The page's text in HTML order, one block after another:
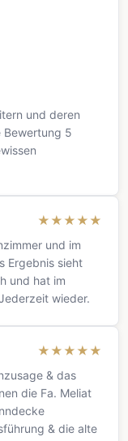
und deren
Bewertung 5
★ ★ ★ ★ ★
und im
Ergebnis sieht
und hat im
wieder.
★ ★ ★ ★ ★
& das
die Fa. Meliat
& die alte